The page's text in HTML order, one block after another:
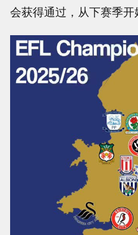
会获得通过，从下赛季开